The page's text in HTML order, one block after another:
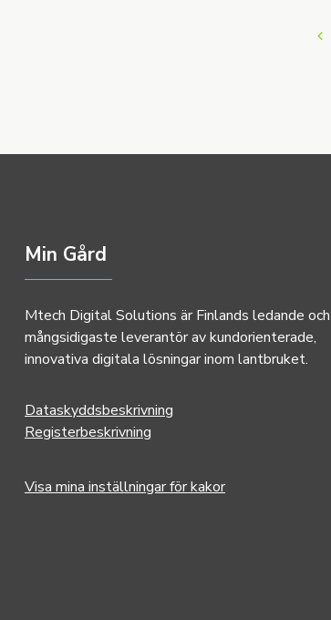
Min Gård
Mtech Digital Solutions är Finlands ledande och
mångsidigaste leverantör av kundorienterade,
innovativa digitala lösningar inom lantbruket.
Dataskyddsbeskrivning
Registerbeskrivning
Visa mina inställningar för kakor